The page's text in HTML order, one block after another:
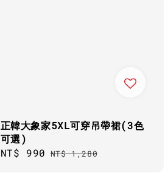
正韓大象家5XL可穿吊帶裙(3色
可選)
Sale
NT$ 990 Regular
NT$ 1,280